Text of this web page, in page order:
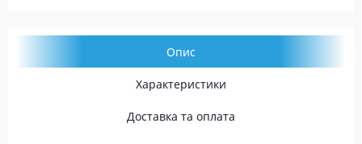
Опис
Характеристики
Доставка та оплата